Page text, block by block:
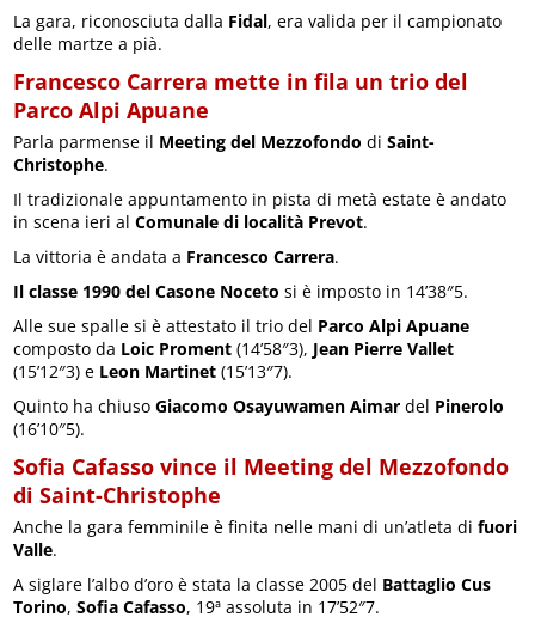
La gara, riconosciuta dalla Fidal, era valida per il campionato
delle martze a pià.
Francesco Carrera mette in fila un trio del
Parco Alpi Apuane
Parla parmense il Meeting del Mezzofondo diSaint-
Christophe.
Il tradizionale appuntamento in pista di metà estate è andato
in scena ieri alComunale di località Prevot.
La vittoria è andata a Francesco Carrera.
Il classe 1990 del Casone Noceto si è imposto in 14’38″5.
Alle sue spalle si è attestato il trio del Parco Alpi Apuane
composto da Loic Proment (14’58″3), Jean Pierre Vallet
(15’12″3) e Leon Martinet (15’13″7).
Quinto ha chiusoGiacomo Osayuwamen Aimar del Pinerolo
(16’10″5).
Sofia Cafasso vince il Meeting del Mezzofondo
di Saint-Christophe
Anche la gara femminile è finita nelle mani di un’atleta difuori
Valle.
A siglare l’albo d’oro è stata la classe 2005 del Battaglio Cus
Torino,Sofia Cafasso, 19ª assoluta in 17’52″7.